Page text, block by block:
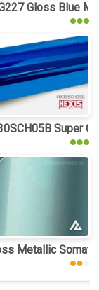
Gloss Blue
Super
Metallic